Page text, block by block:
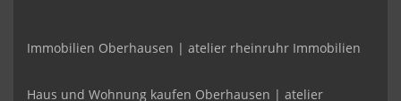
Immobilien Oberhausen | atelier rheinruhr Immobilien
Haus und Wohnung kaufen Oberhausen | atelier